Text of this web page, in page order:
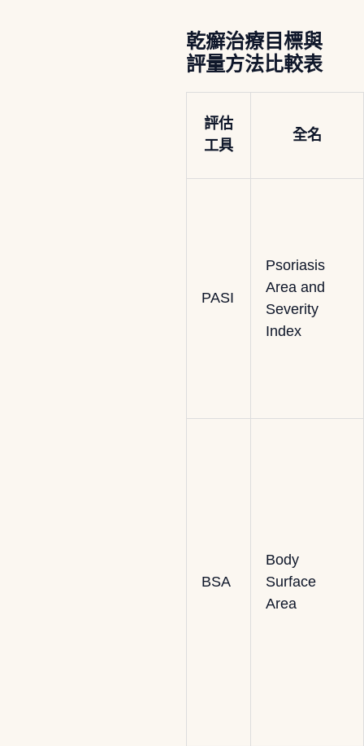
乾癬治療目標與
評量方法比較表
評估
工具
全名
PASI
Psoriasis
Area and
Severity
Index
BSA
Body
Surface
Area